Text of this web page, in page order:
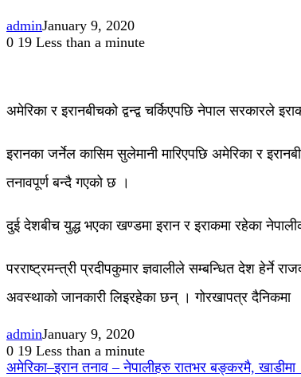
adminJanuary 9, 2020
0 19 Less than a minute
अमेरिका र इरानबीचको द्वन्द्व चर्किएपछि नेपाल सरकारले
इरानका जर्नेल कासिम सुलेमानी मारिएपछि अमेरिका र
तनावपूर्ण बन्दै गएको छ ।
दुई देशबीच युद्ध भएका खण्डमा इरान र इराकमा रहेका
परराष्ट्रमन्त्री प्रदीपकुमार ज्ञवालीले सम्बन्धित देश हेर्ने
अवस्थाको जानकारी लिइरहेका छन् । गोरखापत्र
adminJanuary 9, 2020
0 19 Less than a minute
अमेरिका–इरान तनाव – नेपालीहरु रातभर बङ्करमै,